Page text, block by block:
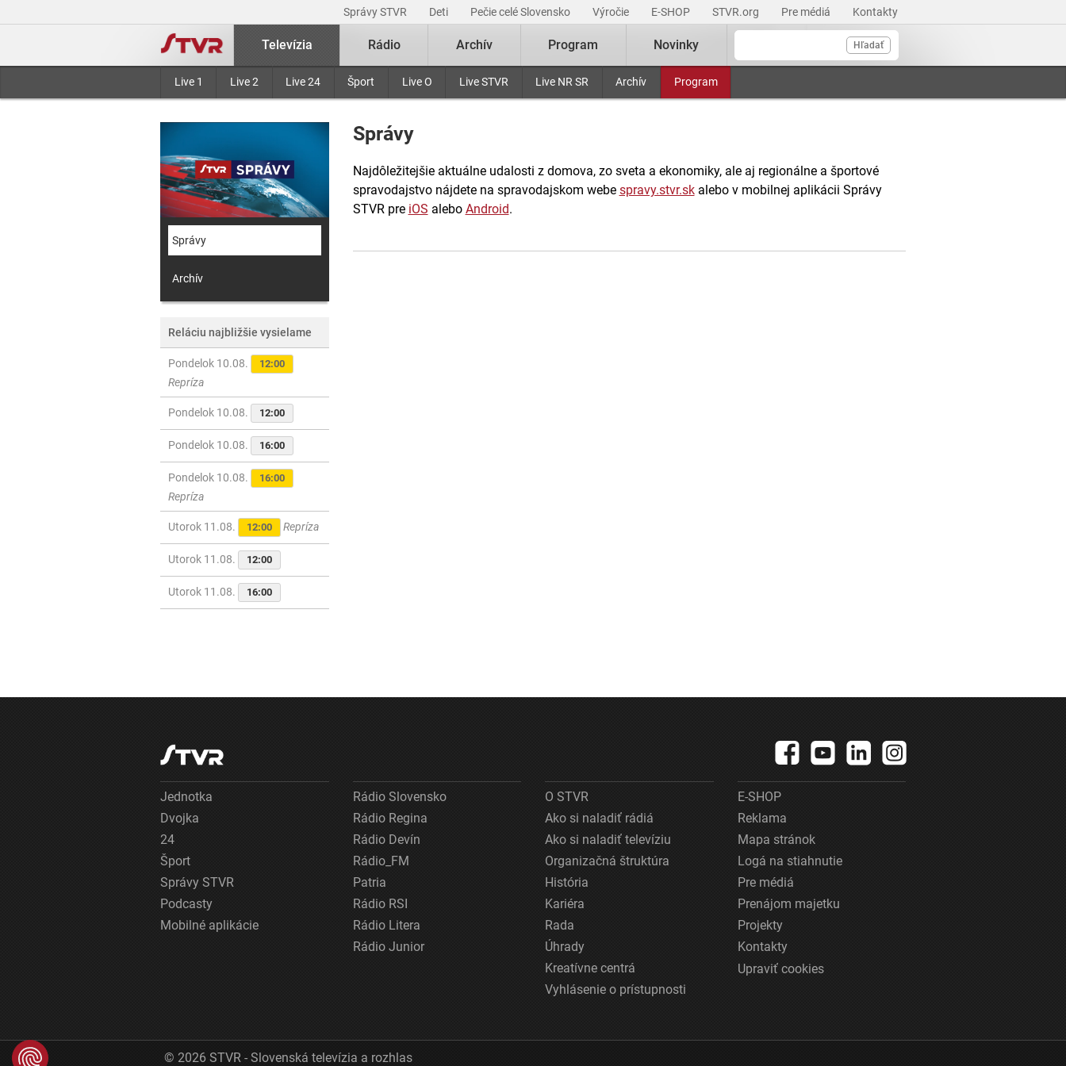
Správy STVR Deti Pečie celé Slovensko Výročie E-SHOP STVR.org Pre médiá Kontakty
Hľadať
Televízia
Live 1 Live 2 Live 24 Šport Live O Live STVR Live NR SR Archív Program
Rádio Archív Program Novinky
Správy
Archív
Reláciu najbližšie vysielame
Pondelok 10.08. 12:00
Repríza
Pondelok 10.08. 12:00
Pondelok 10.08. 16:00
Pondelok 10.08. 16:00
Repríza
Utorok 11.08. 12:00 Repríza
Utorok 11.08. 12:00
Utorok 11.08. 16:00
Správy
Najdôležitejšie aktuálne udalosti z domova, zo sveta a ekonomiky, ale aj regionálne a športové
spravodajstvo nájdete na spravodajskom webe spravy.stvr.skalebo v mobilnej aplikácii Správy
STVR pre iOS alebo Android.
Jednotka
Dvojka
24
Šport
Správy STVR
Podcasty
Mobilné aplikácie
Rádio Slovensko
Rádio Regina
Rádio Devín
Rádio_FM
Patria
Rádio RSI
Rádio Litera
Rádio Junior
O STVR
Ako si naladiť rádiá
Ako si naladiť televíziu
Organizačná štruktúra
História
Kariéra
Rada
Úhrady
Kreatívne centrá
Vyhlásenie o prístupnosti
E-SHOP
Reklama
Mapa stránok
Logá na stiahnutie
Pre médiá
Prenájom majetku
Projekty
Kontakty
Upraviť cookies
© 2026 STVR - Slovenská televízia a rozhlas